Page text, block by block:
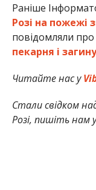
Раніше
Розі на пожежі
повідомляли
пекарня і
Читайте нас у
Стали свідком
Розі, пишіть нам